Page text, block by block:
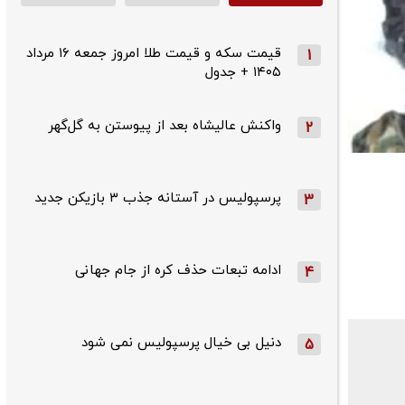
1
قیمت سکه و قیمت طلا امروز جمعه ۱۶ مرداد
۱۴۰۵ + جدول
2 واکنش عالیشاه بعد از پیوستن به گل‌گهر
3 پرسپولیس در آستانه جذب ۳ بازیکن جدید
4 ادامه تبعات حذف کره از جام جهانی
5 دنیل بی خیال پرسپولیس نمی شود